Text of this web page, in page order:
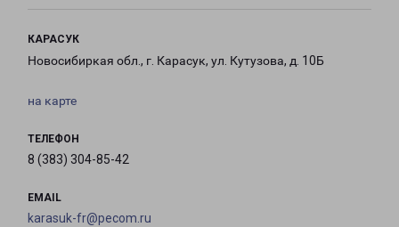
КАРАСУК
Новосибиркая обл., г. Карасук, ул. Кутузова, д. 10Б
на карте
ТЕЛЕФОН
8 (383) 304-85-42
EMAIL
karasuk-fr@pecom.ru